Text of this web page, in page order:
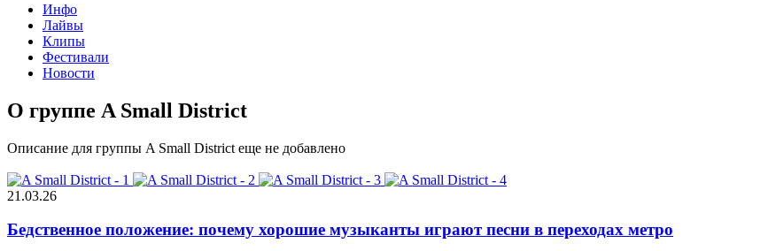
Инфо
Лайвы
Клипы
Фестивали
Новости
О группе A Small District
Описание для группы A Small District еще не добавлено
21.03.26
Бедственное положение: почему хорошие музыканты играют песни в переходах метро